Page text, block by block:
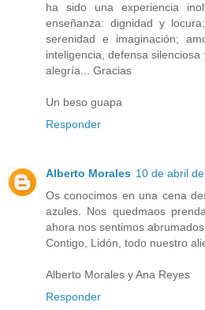
ha sido una experiencia
enseñanza: dignidad y
serenidad e imaginación;
inteligencia, defensa
alegría... Gracias
Un beso guapa
Responder
Alberto Morales 10 de abril
Os conocimos en una cena
azules. Nos quedmaos
ahora nos sentimos
Contigo, Lidón, todo nuestro
Alberto Morales y Ana Reyes
Responder